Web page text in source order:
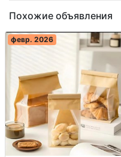
Похожие объявления
февр. 2026